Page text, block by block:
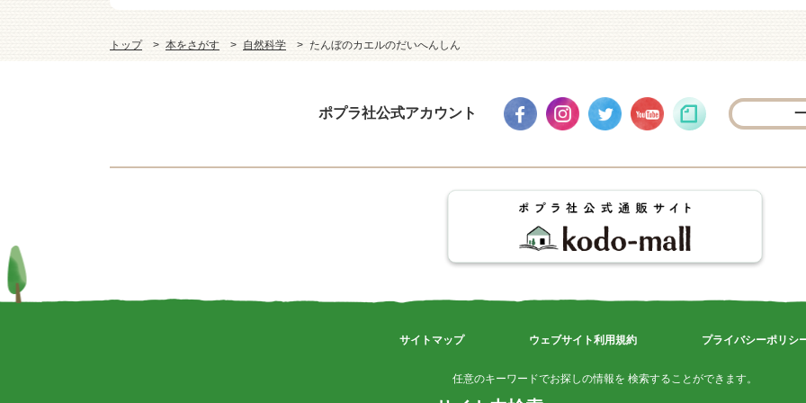
トップ 本をさがす 自然科学 たんぼのカエルのだいへんしん
ポプラ社公式アカウント
サイトマップ ウェブサイト利用規約 プライバシーポリシ
任意のキーワードでお探しの情報を 検索することができます。